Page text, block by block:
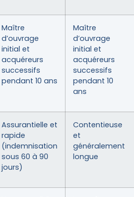
Maître
d’ouvrage
initial et
acquéreurs
successifs
pendant 10 ans
Maître
d’ouvrage
initial et
acquéreurs
successifs
pendant 10
ans
Assurantielle et
rapide
(indemnisation
sous 60 à 90
jours)
Contentieuse
et
généralement
longue